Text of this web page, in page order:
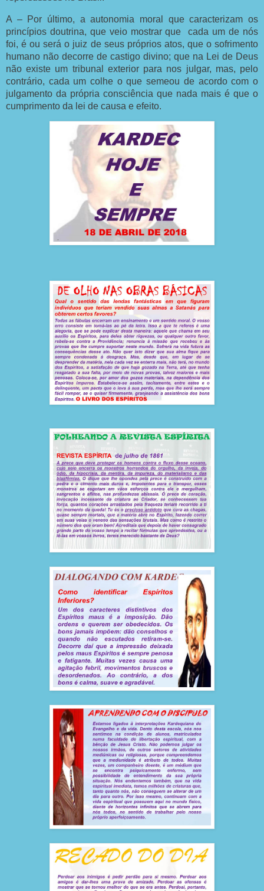
A – Por último, a autonomia moral que caracterizam os
princípios doutrina, que veio mostrar que cada um de nós
foi, é ou será o juiz de seus próprios atos, que o sofrimento
humano não decorre de castigo divino; que na Lei de Deus
não existe um tribunal exterior para nos julgar, mas, pelo
contrário, cada um colhe o que semeou de acordo com o
julgamento da própria consciência que nada mais é que o
cumprimento da lei de causa e efeito.